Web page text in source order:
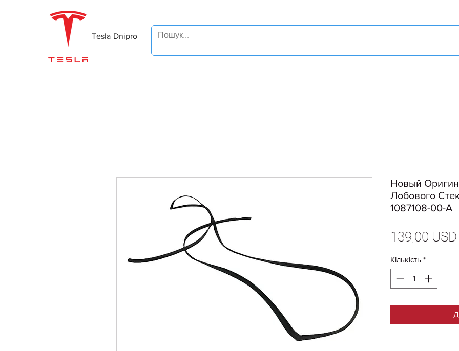
Tesla Dnipro
Новый
Лобового
1087108-00-A
139,00 USD
Кількість *